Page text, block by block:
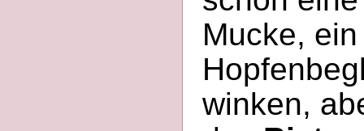
Mucke,
winken,